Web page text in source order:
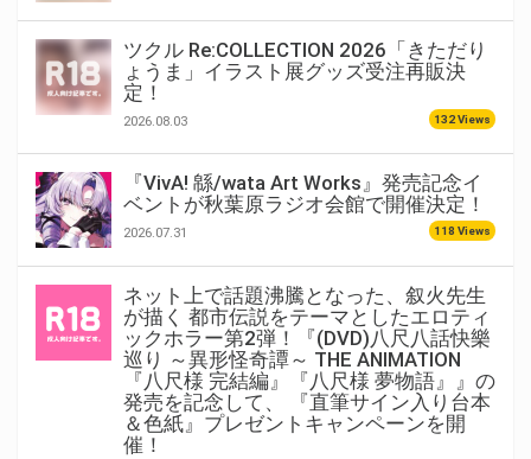
ツクル Re:COLLECTION 2026「きただり
ょうま」イラスト展グッズ受注再販決
定！
2026.08.03 132 Views
『VivA! 緜/wata Art Works』発売記念イ
ベントが秋葉原ラジオ会館で開催決定！
2026.07.31 118 Views
ネット上で話題沸騰となった、叙火先生
が描く 都市伝説をテーマとしたエロティ
ックホラー第2弾！『(DVD)八尺八話快樂
巡り ～異形怪奇譚～ THE ANIMATION
『八尺様 完結編』『八尺様 夢物語』』の
発売を記念して、 『直筆サイン入り台本
＆色紙』プレゼントキャンペーンを開
催！